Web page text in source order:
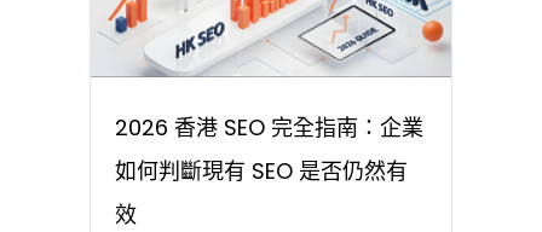
2026 香港 SEO 完全指南：企業
如何判斷現有 SEO 是否仍然有
效